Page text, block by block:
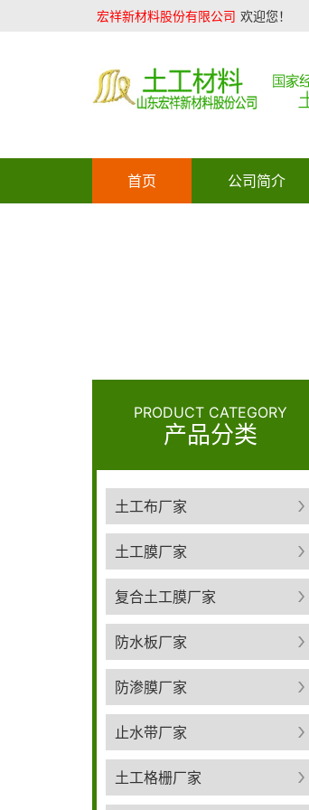
宏祥新材料股份有限公司 欢迎您！
首页 公司简介
PRODUCT CATEGORY
产品分类
土工布厂家
土工膜厂家
复合土工膜厂家
防水板厂家
防渗膜厂家
止水带厂家
土工格栅厂家